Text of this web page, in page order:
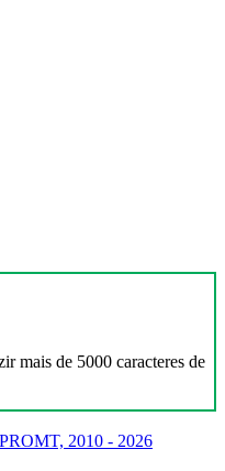
mais de 5000 caracteres de
2010 - 2026